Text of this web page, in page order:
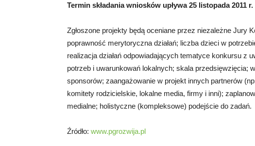
Termin składania wniosków upływa 25 listopada 2011 r.
Zgłoszone projekty będą oceniane przez niezależne Jury
poprawność merytoryczna działań; liczba dzieci w
realizacja działań odpowiadających tematyce konkursu z
potrzeb i uwarunkowań lokalnych; skala przedsięwzięcia;
sponsorów; zaangażowanie w projekt innych partnerów
komitety rodzicielskie, lokalne media, firmy i inni);
medialne; holistyczne (kompleksowe) podejście do zadań.
Źródło: www.pgrozwija.pl